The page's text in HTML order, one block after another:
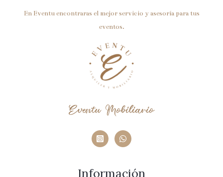
En Eventu encontraras el mejor servicio y asesoría para tus
eventos.
Eventu Mobiliario
Información